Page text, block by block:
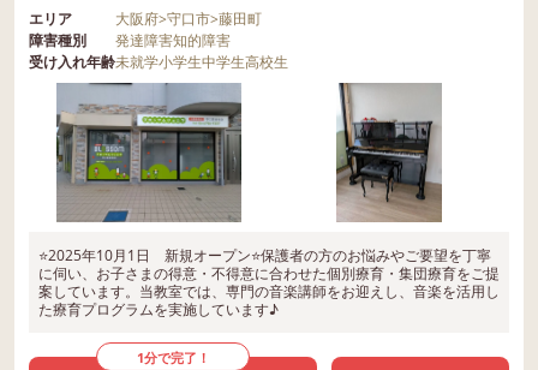
エリア 大阪府>守口市>藤田町
障害種別
発達障害知的障害
受け入れ年齢未就学小学生中学生高校生
⭐2025年10月1日 新規オープン⭐保護者の方のお悩みやご要望を丁寧
に伺い、お子さまの得意・不得意に合わせた個別療育・集団療育をご提
案しています。当教室では、専門の音楽講師をお迎えし、音楽を活用し
た療育プログラムを実施しています♪
1分で完了！